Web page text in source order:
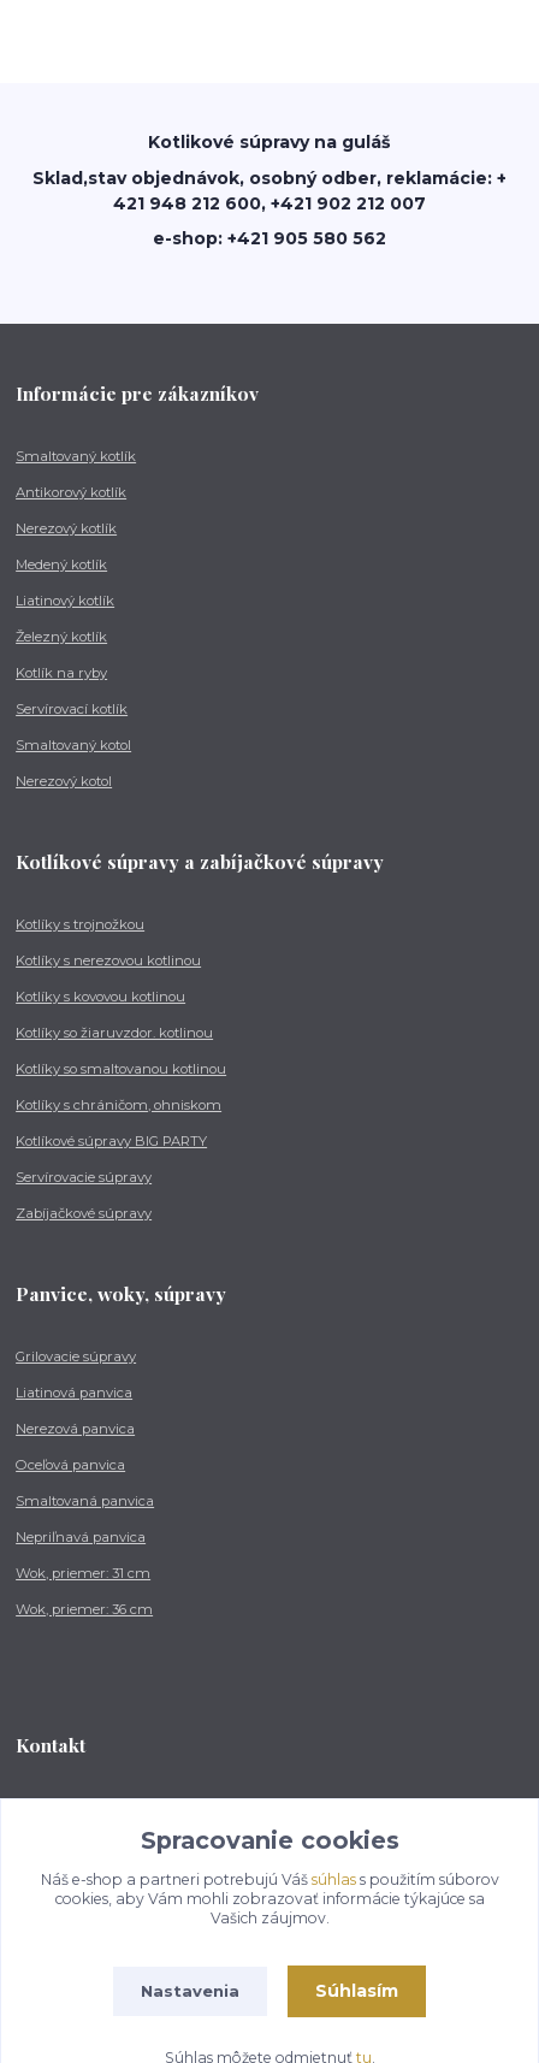
Kotlikové súpravy na guláš
Sklad,stav objednávok, osobný odber, reklamácie: +
421 948 212 600, +421 902 212 007
e-shop: +421 905 580 562
Informácie pre zákazníkov
Smaltovaný kotlík
Antikorový kotlík
Nerezový kotlík
Medený kotlík
Liatinový kotlík
Železný kotlík
Kotlík na ryby
Servírovací kotlík
Smaltovaný kotol
Nerezový kotol
Kotlíkové súpravy a zabíjačkové súpravy
Kotlíky s trojnožkou
Kotlíky s nerezovou kotlinou
Kotlíky s kovovou kotlinou
Kotlíky so žiaruvzdor. kotlinou
Kotlíky so smaltovanou kotlinou
Kotlíky s chráničom, ohniskom
Kotlíkové súpravy BIG PARTY
Servírovacie súpravy
Zabíjačkové súpravy
Panvice, woky, súpravy
Grilovacie súpravy
Liatinová panvica
Nerezová panvica
Oceľová panvica
Smaltovaná panvica
Nepriľnavá panvica
Wok, priemer: 31 cm
Wok, priemer: 36 cm
Kontakt
od 8:00 - do 16:00 hod
info@kotlikovesupravy.sk
Spracovanie cookies
Náš e-shop a partneri potrebujú Váš súhlass použitím súborov
cookies, aby Vám mohli zobrazovať informácie týkajúce sa
Vašich záujmov.
Nastavenia Súhlasím
Súhlas môžete odmietnuť tu